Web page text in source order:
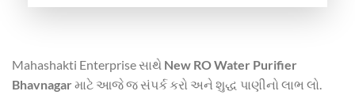
Mahashakti Enterprise સાથે New RO Water Purifier
Bhavnagar માટે આજે જ સંપર્ક કરો અને શુદ્ધ પાણીનો લાભ લો.